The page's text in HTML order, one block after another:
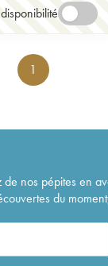
1
nos pépites en
du